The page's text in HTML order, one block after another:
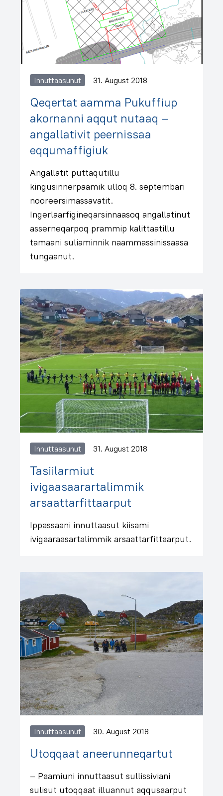
Innuttaasunut 31. August 2018
Qeqertat aamma Pukuffiup
akornanni aqqut nutaaq –
angallativit peernissaa
eqqumaffigiuk
Angallatit puttaqutillu
kingusinnerpaamik ulloq 8. septembari
nooreersimassavatit.
Ingerlaarfigineqarsinnaasoq angallatinut
asserneqarpoq prammip kalittaatillu
tamaani suliaminnik naammassinissaasa
tungaanut.
Innuttaasunut 31. August 2018
Tasiilarmiut
ivigaasaarartalimmik
arsaattarfittaarput
Ippassaani innuttaasut kiisami
ivigaaraasartalimmik arsaattarfittaarput.
Innuttaasunut 30. August 2018
Utoqqaat aneerunneqartut
– Paamiuni innuttaasut sullissiviani
sulisut utoqqaat illuannut aqqusaarput